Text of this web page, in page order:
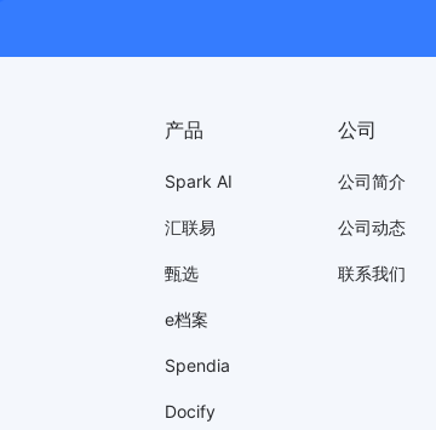
产品
Spark AI
汇联易
甄选
e档案
Spendia
Docify
公司
公司简介
公司动态
联系我们